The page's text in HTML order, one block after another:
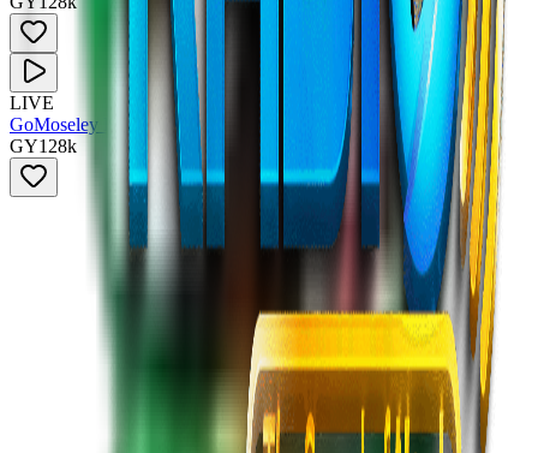
LIVE
GoMoseley Radio
GY128k